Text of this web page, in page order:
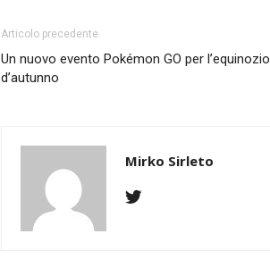
Articolo precedente
Un nuovo evento Pokémon GO per l’equinozio
d’autunno
Mirko Sirleto